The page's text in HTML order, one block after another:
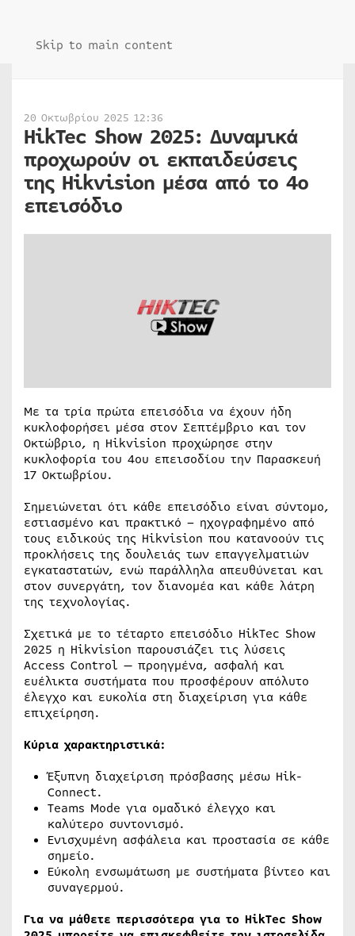
Skip to main content
20 Οκτωβρίου 2025 12:36
HikTec Show 2025: Δυναμικά
προχωρούν οι εκπαιδεύσεις
της Hikvision μέσα από το 4ο
επεισόδιο
Με τα τρία πρώτα επεισόδια να έχουν ήδη
κυκλοφορήσει μέσα στον Σεπτέμβριο και τον
Οκτώβριο, η Hikvision προχώρησε στην
κυκλοφορία του 4ου επεισοδίου την Παρασκευή
17 Οκτωβρίου.
Σημειώνεται ότι κάθε επεισόδιο είναι σύντομο,
εστιασμένο και πρακτικό – ηχογραφημένο από
τους ειδικούς της Hikvision που κατανοούν τις
προκλήσεις της δουλειάς των επαγγελματιών
εγκαταστατών, ενώ παράλληλα απευθύνεται και
στον συνεργάτη, τον διανομέα και κάθε λάτρη
της τεχνολογίας.
Σχετικά με το τέταρτο επεισόδιο HikTec Show
2025 η Hikvision παρουσιάζει τις λύσεις
Access Control — προηγμένα, ασφαλή και
ευέλικτα συστήματα που προσφέρουν απόλυτο
έλεγχο και ευκολία στη διαχείριση για κάθε
επιχείρηση.
Κύρια χαρακτηριστικά:
Έξυπνη διαχείριση πρόσβασης μέσω Hik-
Connect.
Teams Mode για ομαδικό έλεγχο και
καλύτερο συντονισμό.
Ενισχυμένη ασφάλεια και προστασία σε κάθε
σημείο.
Εύκολη ενσωμάτωση με συστήματα βίντεο και
συναγερμού.
Για να μάθετε περισσότερα για το HikTec Show